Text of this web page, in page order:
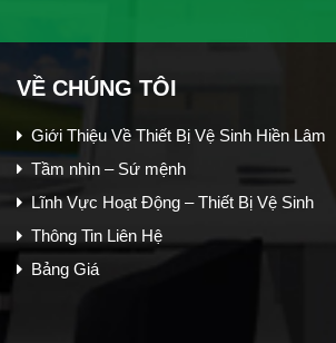
VỀ CHÚNG TÔI
Giới Thiệu Về Thiết Bị Vệ Sinh Hiền Lâm
Tầm nhìn – Sứ mệnh
Lĩnh Vực Hoạt Động – Thiết Bị Vệ Sinh
Thông Tin Liên Hệ
Bảng Giá